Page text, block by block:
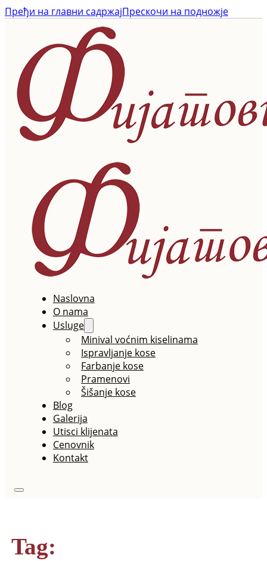
Пређи на главни садржајПрескочи на подножје
Naslovna
O nama
Usluge
Minival voćnim kiselinama
Ispravljanje kose
Farbanje kose
Pramenovi
Šišanje kose
Blog
Galerija
Utisci klijenata
Cenovnik
Kontakt
Tag: